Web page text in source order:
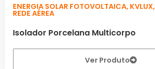
ENERGIA SOLAR FOTOVOLTAICA, KVLUX,
REDE AÉREA
Isolador Porcelana Multicorpo
Ver Produto